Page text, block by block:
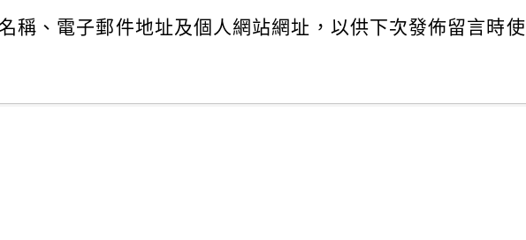
稱、電子郵件地址及個人網站網址，以供下次發佈留言時使